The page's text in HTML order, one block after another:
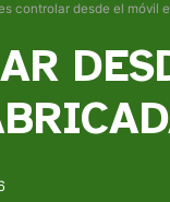
controlar desde el móvil